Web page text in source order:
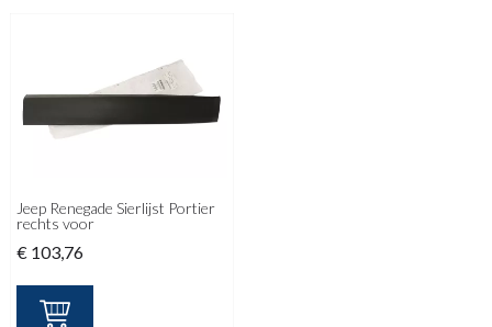
Jeep Renegade Sierlijst Portier
rechts voor
€ 103,76